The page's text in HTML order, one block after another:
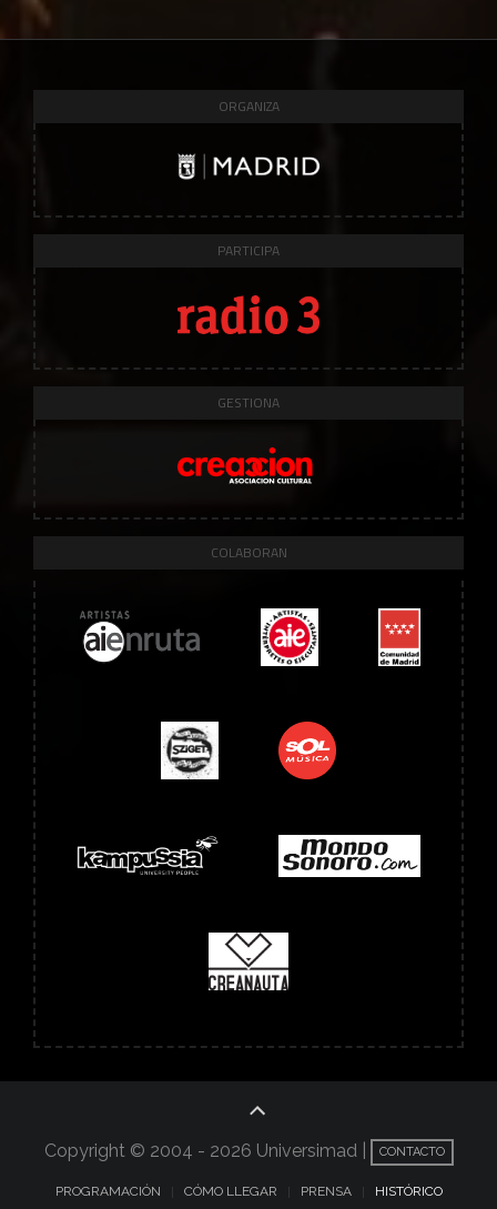
ORGANIZA
PARTICIPA
GESTIONA
COLABORAN
Copyright © 2004 - 2026 Universimad | CONTACTO
PROGRAMACIÓN CÓMO LLEGAR PRENSA HISTÓRICO